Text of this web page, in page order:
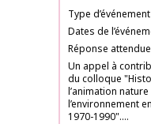
Type d’événement
Dates de
Réponse
Un appel à
du colloque
l’animation
l’environnement
1970-1990"....